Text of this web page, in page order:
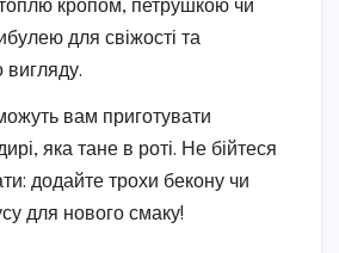
кропом, петрушкою чи
для свіжості та
вигляду.
вам приготувати
яка тане в роті. Не бійтеся
додайте трохи бекону чи
для нового смаку!